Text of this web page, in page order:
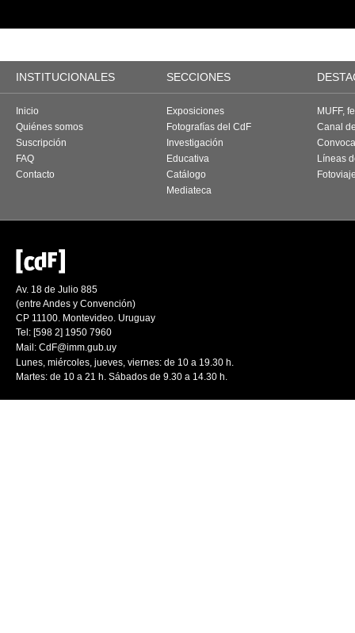
INSTITUCIONALES SECCIONES
Inicio
Quiénes somos
Suscripción
FAQ
Contacto
Exposiciones
Fotografías del CdF
Investigación
Educativa
Catálogo
Mediateca
MUFF,
Canal
Líneas
Av. 18 de Julio 885
(entre Andes y Convención)
CP 11100. Montevideo. Uruguay
Tel: [598 2] 1950 7960
Mail: CdF@imm.gub.uy
Lunes, miércoles, jueves, viernes: de 10 a 19.30 h.
Martes: de 10 a 21 h. Sábados de 9.30 a 14.30 h.